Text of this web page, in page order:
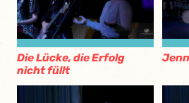
Die Lücke, die Erfolg
nicht füllt